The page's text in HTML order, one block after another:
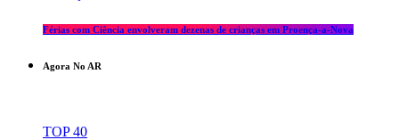
Férias com Ciência envolveram dezenas de crianças em Proença-a-Nova
Agora No AR
TOP 40